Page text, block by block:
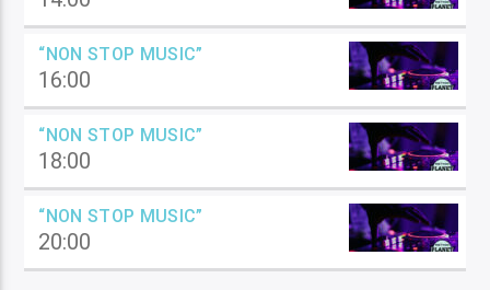
“NON STOP MUSIC”
16:00
“NON STOP MUSIC”
18:00
“NON STOP MUSIC”
20:00